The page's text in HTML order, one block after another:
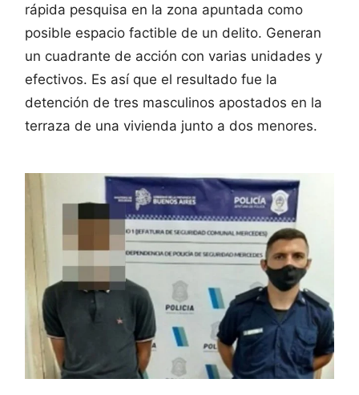
rápida pesquisa en la zona apuntada como
posible espacio factible de un delito. Generan
un cuadrante de acción con varias unidades y
efectivos. Es así que el resultado fue la
detención de tres masculinos apostados en la
terraza de una vivienda junto a dos menores.